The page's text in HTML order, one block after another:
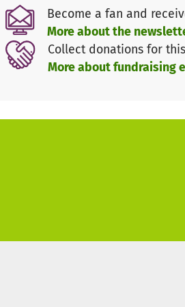
die direkte Beratung und
die Schaffung einer besseren
die Aufklärung von Medizinern
die Sensibilisierung der
die Zurverfügungstellung einer
Bitte hilf uns zu helfen und werde
Wir arbeiten aus tiefer
und Unterstützung bekommen,
Become a fan and
More about the
Collect donations for
More about fundraising